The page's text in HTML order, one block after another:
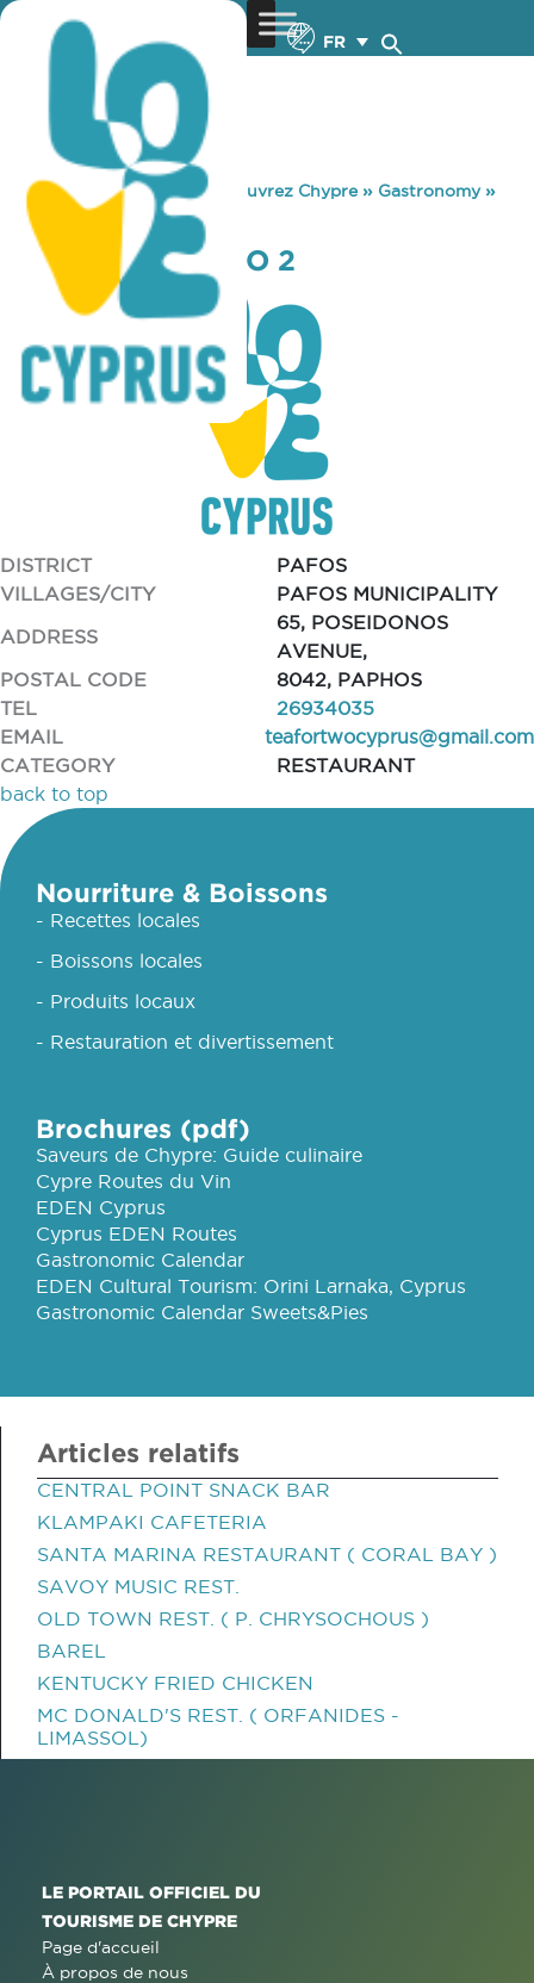
FR
You are here: Home »Découvrez Chypre» Gastronomy»
TEA FOR TWO NO 2
TEA FOR TWO NO 2
DISTRICT
PAFOS
VILLAGES/CITY
PAFOS MUNICIPALITY
ADDRESS
65, POSEIDONOS
AVENUE,
POSTAL CODE
8042, PAPHOS
TEL
26934035
EMAIL
teafortwocyprus@gmail.com
CATEGORY
RESTAURANT
back to top
Nourriture & Boissons
- Recettes locales
- Boissons locales
- Produits locaux
- Restauration et divertissement
Brochures (pdf)
Saveurs de Chypre: Guide culinaire
Cypre Routes du Vin
EDEN Cyprus
Cyprus EDEN Routes
Gastronomic Calendar
EDEN Cultural Tourism: Orini Larnaka, Cyprus
Gastronomic Calendar Sweets&Pies
Articles relatifs
CENTRAL POINT SNACK BAR
KLAMPAKI CAFETERIA
SANTA MARINA RESTAURANT ( CORAL BAY )
SAVOY MUSIC REST.
OLD TOWN REST. ( P. CHRYSOCHOUS )
BAREL
KENTUCKY FRIED CHICKEN
MC DONALD'S REST. ( ORFANIDES -
LIMASSOL)
LE PORTAIL OFFICIEL DU
TOURISME DE CHYPRE
Page d'accueil
À propos de nous